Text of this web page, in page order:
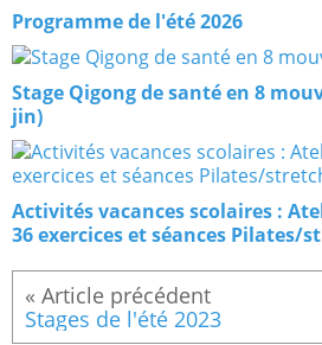
Programme de l'été 2026
Stage Qigong de santé en 8
jin)
Activités vacances scolaires :
36 exercices et séances Pilates/
Stages de l'été 2023